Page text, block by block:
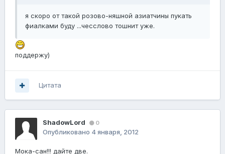
я скоро от такой розово-няшной азиатчины пукать
фиалками буду ...чесслово тошнит уже.
поддержу)
Цитата
ShadowLord 0
Опубликовано 4 января, 2012
Мока-сан!!! дайте две.